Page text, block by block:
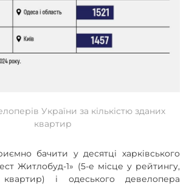
України за кількістю зданих
квартир
бачити у десятці харківського
Житлобуд-1» (5-е місце у рейтингу,
і одеського девелопера